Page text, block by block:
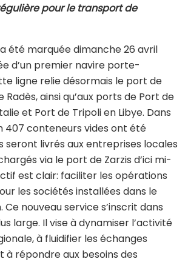
pour le transport de
été marquée dimanche 26 avril
d’un premier navire porte-
ligne relie désormais le port de
Radès, ainsi qu’aux ports de Port de
et Port de Tripoli en Libye. Dans
407 conteneurs vides ont été
seront livrés aux entreprises locales
via le port de Zarzis d’ici mi-
est clair: faciliter les opérations
les sociétés installées dans le
nouveau service s’inscrit dans
large. Il vise à dynamiser l’activité
à fluidifier les échanges
à répondre aux besoins des